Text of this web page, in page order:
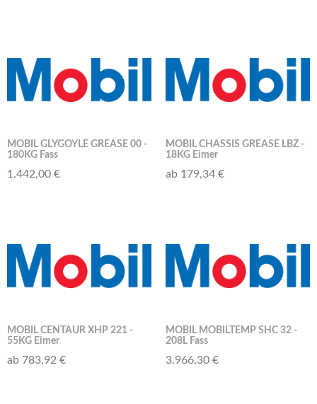
MOBIL GLYGOYLE GREASE 00 -
180KG Fass
1.442,00 €
MOBIL CHASSIS GREASE LBZ -
18KG Eimer
ab 179,34 €
MOBIL CENTAUR XHP 221 -
55KG Eimer
ab 783,92 €
MOBIL MOBILTEMP SHC 32 -
208L Fass
3.966,30 €